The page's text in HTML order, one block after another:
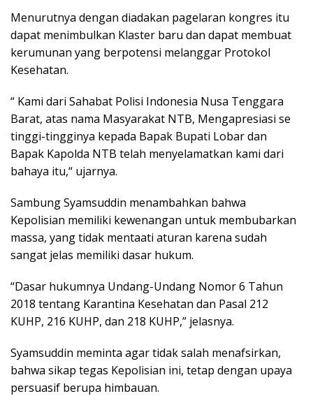
Menurutnya dengan diadakan pagelaran kongres itu
dapat menimbulkan Klaster baru dan dapat membuat
kerumunan yang berpotensi melanggar Protokol
Kesehatan.
“ Kami dari Sahabat Polisi Indonesia Nusa Tenggara
Barat, atas nama Masyarakat NTB, Mengapresiasi se
tinggi-tingginya kepada Bapak Bupati Lobar dan
Bapak Kapolda NTB telah menyelamatkan kami dari
bahaya itu,“ ujarnya.
Sambung Syamsuddin menambahkan bahwa
Kepolisian memiliki kewenangan untuk membubarkan
massa, yang tidak mentaati aturan karena sudah
sangat jelas memiliki dasar hukum.
“Dasar hukumnya Undang-Undang Nomor 6 Tahun
2018 tentang Karantina Kesehatan dan Pasal 212
KUHP, 216 KUHP, dan 218 KUHP,” jelasnya.
Syamsuddin meminta agar tidak salah menafsirkan,
bahwa sikap tegas Kepolisian ini, tetap dengan upaya
persuasif berupa himbauan.